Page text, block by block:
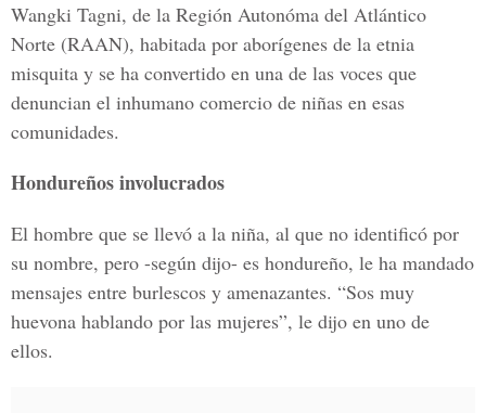
Wangki Tagni, de la Región Autonóma del Atlántico
Norte (RAAN), habitada por aborígenes de la etnia
misquita y se ha convertido en una de las voces que
denuncian el inhumano comercio de niñas en esas
comunidades.
Hondureños involucrados
El hombre que se llevó a la niña, al que no identificó por
su nombre, pero -según dijo- es hondureño, le ha mandado
mensajes entre burlescos y amenazantes. “Sos muy
huevona hablando por las mujeres”, le dijo en uno de
ellos.